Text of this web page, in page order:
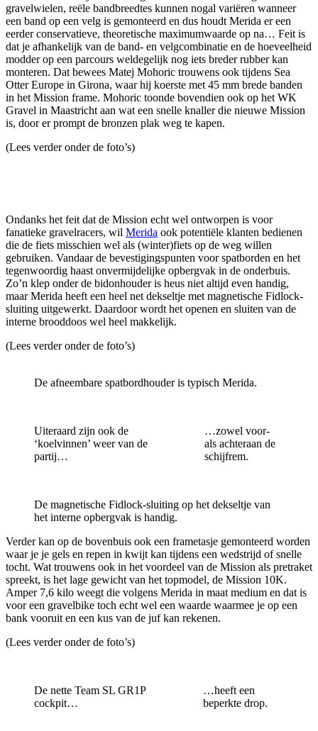
gravelwielen, reële bandbreedtes kunnen nogal variëren wanneer
een band op een velg is gemonteerd en dus houdt Merida er een
eerder conservatieve, theoretische maximumwaarde op na… Feit is
dat je afhankelijk van de band- en velgcombinatie en de hoeveelheid
modder op een parcours weldegelijk nog iets breder rubber kan
monteren. Dat bewees Matej Mohoric trouwens ook tijdens Sea
Otter Europe in Girona, waar hij koerste met 45 mm brede banden
in het Mission frame. Mohoric toonde bovendien ook op het WK
Gravel in Maastricht aan wat een snelle knaller die nieuwe Mission
is, door er prompt de bronzen plak weg te kapen.
(Lees verder onder de foto’s)
Ondanks het feit dat de Mission echt wel ontworpen is voor
fanatieke gravelracers, wil Merida ook potentiële klanten bedienen
die de fiets misschien wel als (winter)fiets op de weg willen
gebruiken. Vandaar de bevestigingspunten voor spatborden en het
tegenwoordig haast onvermijdelijke opbergvak in de onderbuis.
Zo’n klep onder de bidonhouder is heus niet altijd even handig,
maar Merida heeft een heel net dekseltje met magnetische Fidlock-
sluiting uitgewerkt. Daardoor wordt het openen en sluiten van de
interne brooddoos wel heel makkelijk.
(Lees verder onder de foto’s)
De afneembare spatbordhouder is typisch Merida.
Uiteraard zijn ook de
‘koelvinnen’ weer van de
partij…
…zowel voor-
als achteraan de
schijfrem.
De magnetische Fidlock-sluiting op het dekseltje van
het interne opbergvak is handig.
Verder kan op de bovenbuis ook een frametasje gemonteerd worden
waar je je gels en repen in kwijt kan tijdens een wedstrijd of snelle
tocht. Wat trouwens ook in het voordeel van de Mission als pretraket
spreekt, is het lage gewicht van het topmodel, de Mission 10K.
Amper 7,6 kilo weegt die volgens Merida in maat medium en dat is
voor een gravelbike toch echt wel een waarde waarmee je op een
bank vooruit en een kus van de juf kan rekenen.
(Lees verder onder de foto’s)
De nette Team SL GR1P
cockpit…
…heeft een
beperkte drop.